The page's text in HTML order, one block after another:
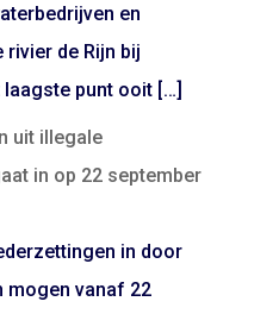
en
rivier de Rijn bij
punt ooit […]
uit illegale
in op 22 september
in door
mogen vanaf 22